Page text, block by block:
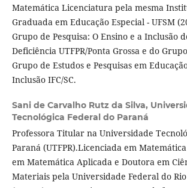
Matemática Licenciatura pela mesma
Graduada em Educação Especial - UFSM
Grupo de Pesquisa: O Ensino e a Inclusão
Deficiência UTFPR/Ponta Grossa e do
Grupo de Estudos e Pesquisas em
Inclusão IFC/SC.
Sani de Carvalho Rutz da Silva,
Tecnológica Federal do Paraná
Professora Titular na Universidade
Paraná (UTFPR).Licenciada em
em Matemática Aplicada e Doutora em
Materiais pela Universidade Federal do